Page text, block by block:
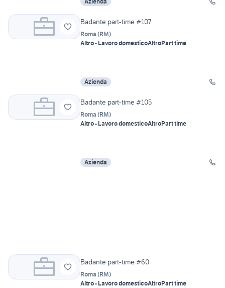
Badante part-time #107
Roma (RM)
Altro - Lavoro domesticoAltroPart time
Azienda
Badante part-time #105
Roma (RM)
Altro - Lavoro domesticoAltroPart time
Azienda
Badante part-time #60
Roma (RM)
Altro - Lavoro domesticoAltroPart time